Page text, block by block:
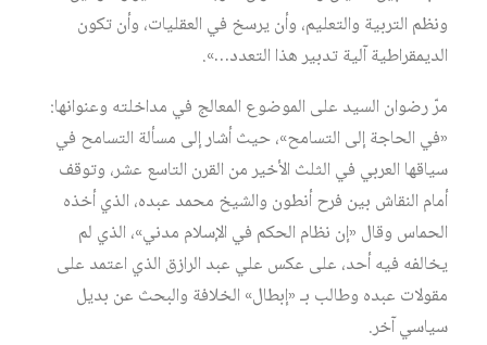
ونظم التربية والتعليم، وأن يرسخ في العقليات، وأن تكون
الديمقراطية آلية تدبير هذا التعدد…».
مرّ رضوان السيد على الموضوع المعالج في مداخلته وعنوانها:
«في الحاجة إلى التسامح»، حيث أشار إلى مسألة التسامح في
سياقها العربي في الثلث الأخير من القرن التاسع عشر، وتوقف
أمام النقاش بين فرح أنطون والشيخ محمد عبده، الذي أخذه
الحماس وقال «إن نظام الحكم في الإسلام مدني»، الذي لم
يخالفه فيه أحد، على عكس علي عبد الرازق الذي اعتمد على
مقولات عبده وطالب بـ «إبطال» الخلافة والبحث عن بديل
سياسي آخر.